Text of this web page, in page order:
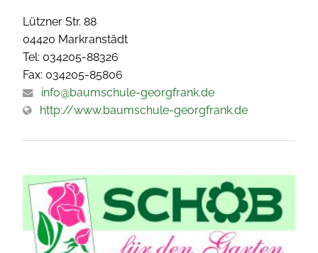
Lützner Str. 88
04420 Markranstädt
Tel: 034205-88326
Fax: 034205-85806
info@baumschule-georgfrank.de
http://www.baumschule-georgfrank.de